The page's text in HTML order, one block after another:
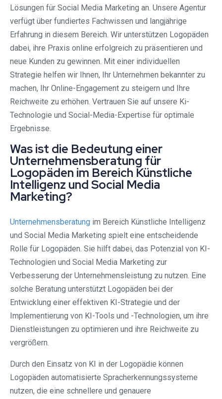
Lösungen für Social Media Marketing an. Unsere Agentur
verfügt über fundiertes Fachwissen und langjährige
Erfahrung in diesem Bereich. Wir unterstützen Logopäden
dabei, ihre Praxis online erfolgreich zu präsentieren und
neue Kunden zu gewinnen. Mit einer individuellen
Strategie helfen wir Ihnen, Ihr Unternehmen bekannter zu
machen, Ihr Online-Engagement zu steigern und Ihre
Reichweite zu erhöhen. Vertrauen Sie auf unsere Ki-
Technologie und Social-Media-Expertise für optimale
Ergebnisse.
Was ist die Bedeutung einer
Unternehmensberatung für
Logopäden im Bereich Künstliche
Intelligenz und Social Media
Marketing?
Unternehmensberatung im Bereich Künstliche Intelligenz
und Social Media Marketing spielt eine entscheidende
Rolle für Logopäden. Sie hilft dabei, das Potenzial von KI-
Technologien und Social Media Marketing zur
Verbesserung der Unternehmensleistung zu nutzen. Eine
solche Beratung unterstützt Logopäden bei der
Entwicklung einer effektiven KI-Strategie und der
Implementierung von KI-Tools und -Technologien, um ihre
Dienstleistungen zu optimieren und ihre Reichweite zu
vergrößern.
Durch den Einsatz von KI in der Logopädie können
Logopäden automatisierte Spracherkennungssysteme
nutzen, die eine schnellere und genauere